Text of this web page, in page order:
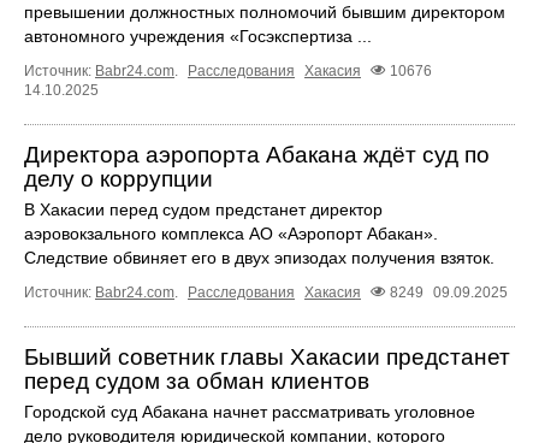
превышении должностных полномочий бывшим директором
автономного учреждения «Госэкспертиза ...
Источник: Babr24.com. Расследования Хакасия
10676
14.10.2025
Директора аэропорта Абакана ждёт суд по
делу о коррупции
В Хакасии перед судом предстанет директор
аэровокзального комплекса АО «Аэропорт Абакан».
Следствие обвиняет его в двух эпизодах получения взяток.
Источник: Babr24.com. Расследования Хакасия 8249 09.09.2025
Бывший советник главы Хакасии предстанет
перед судом за обман клиентов
Городской суд Абакана начнет рассматривать уголовное
дело руководителя юридической компании, которого